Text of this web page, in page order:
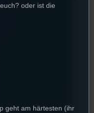
oder ist die
geht am härtesten (ihr